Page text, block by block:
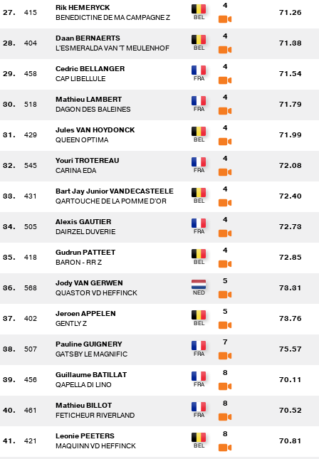
27. 415
Rik HEMERYCK
BENEDICTINE DE MA CAMPAGNE Z
4
71.26
28. 404
Daan BERNAERTS
L'ESMERALDA VAN 'T MEULENHOF
4
71.38
29. 458
Cedric BELLANGER
CAP LIBELLULE
4
71.54
30. 518
Mathieu LAMBERT
DAGON DES BALEINES
4
71.79
31. 429
Jules VAN HOYDONCK
QUEEN OPTIMA
4
71.99
32. 545
Youri TROTEREAU
CARINA EDA
4
72.08
33. 431
Bart Jay Junior VANDECASTEELE
QARTOUCHE DE LA POMME D'OR
4
72.40
34. 505
Alexis GAUTIER
DAIRZEL DUVERIE
4
72.73
35. 418
Gudrun PATTEET
BARON - RR Z
4
72.85
36. 568
Jody VAN GERWEN
QUASTOR VD HEFFINCK
5
73.31
37. 402
Jeroen APPELEN
GENTLY Z
5
73.76
38. 507
Pauline GUIGNERY
GATSBY LE MAGNIFIC
7
75.57
39. 456
Guillaume BATILLAT
QAPELLA DI LINO
8
70.11
40. 461
Mathieu BILLOT
FETICHEUR RIVERLAND
8
70.52
41. 421
Leonie PEETERS
MAQUINN VD HEFFINCK
8
70.81